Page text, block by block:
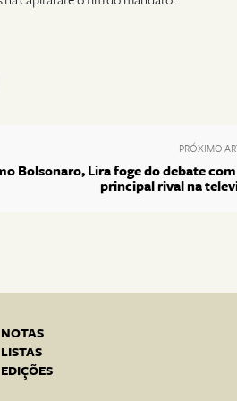
PRÓXIMO
Bolsonaro, Lira foge do debate com
principal rival na
NOTAS
LISTAS
EDIÇÕES